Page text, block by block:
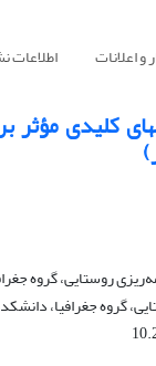
و اعلانات اطلاعات
کلیدی مؤثر
روستایی، گروه
گروه جغرافیا،